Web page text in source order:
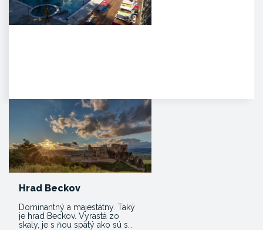
Hrad Beckov
Dominantný a majestátny. Taký
je hrad Beckov. Vyrastá zo
skaly, je s ňou spätý ako sú s…